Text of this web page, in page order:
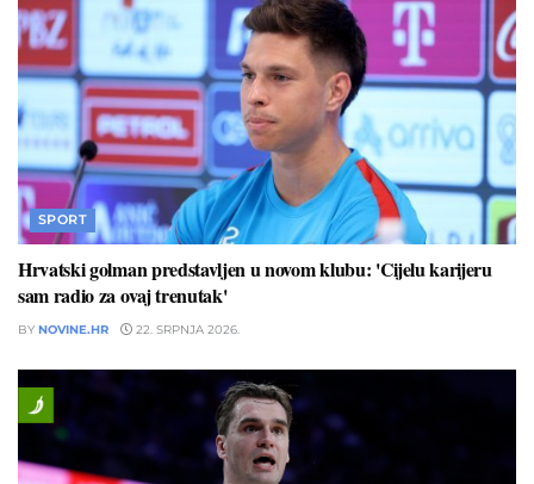
SPORT
Hrvatski golman predstavljen u novom klubu: 'Cijelu karijeru
sam radio za ovaj trenutak'
BY NOVINE.HR 22. SRPNJA 2026.